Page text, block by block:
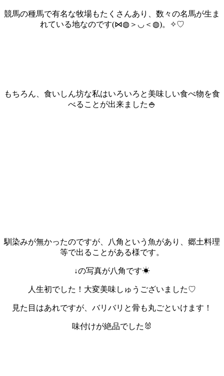
競馬の種馬で有名な牧場もたくさんあり、数々の名馬が生ま
れている地なのです(⋈◍＞◡＜◍)。✧♡
もちろん、食いしん坊な私はいろいろと美味しい食べ物を食
べることが出来ました🍚
馴染みが無かったのですが、八角という魚があり、郷土料理
等で出ることがある様です。
↓の写真が八角です☀
人生初でした！大変美味しゅうございました♡
見た目はあれですが、バリバリと骨も丸ごといけます！
味付けが絶品でした🐰